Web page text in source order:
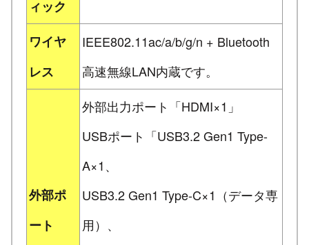
ィック
ワイヤ
レス
IEEE802.11ac/a/b/g/n + Bluetooth
高速無線LAN内蔵です。
外部ポ
ート
外部出力ポート「HDMI×1」
USBポート「USB3.2 Gen1 Type-
A×1、
USB3.2 Gen1 Type-C×1（データ専
用）、